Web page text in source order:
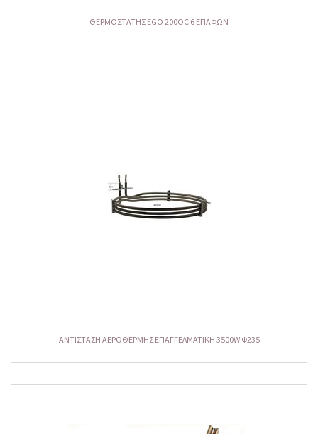
ΘΕΡΜΟΣΤΑΤΗΣ EGO 200OC 6 ΕΠΑΦΩΝ
ΑΝΤΙΣΤΑΣΗ ΑΕΡΟΘΕΡΜΗΣ ΕΠΑΓΓΕΛΜΑΤΙKH 3500W Φ235